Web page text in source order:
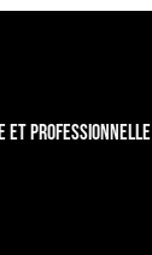
ET PROFESSIONNELLE